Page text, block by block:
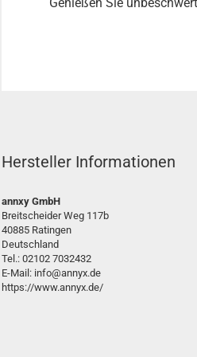
Hersteller Informationen
annxy GmbH
Breitscheider Weg 117b
40885 Ratingen
Deutschland
Tel.: 02102 7032432
E-Mail: info@annyx.de
https://www.annyx.de/